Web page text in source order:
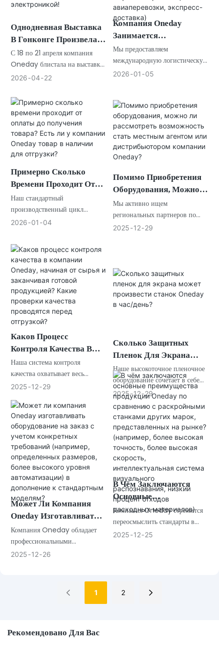
Однодневная Выставка
В Гонконге Произвела
Фурор! Стенды Были
Переполнены,
Покупатели Со Всего
Востребованной
Электроникой!
С 18 по 21 апреля компания
Oneday блистала на выставке
Global Sources Hong Kong
2026 04 22
Компания Oneday
Занимается
Транспортировкой И
Таможенным
Оформлением? Какие
(например, Морские
Перевозки,
Авиаперевозки,
Экспресс-Доставка)
Мы предоставляем
международную логистическую
поддержку и можем помочь с
в соответствии с вашими
потребностями.
2026 01 05
Примерно Сколько
Времени Проходит От
Оплаты До Получения
Товара? Есть Ли У
Компании Oneday Товар
Отгрузки?
Наш стандартный
производственный цикл
составляет от 12 до 15 рабочих
это относится к времени
производства при стандартных
условиях заказа.
2026 01 04
Помимо Приобретения
Оборудования, Можно
Ли Рассмотреть
Возможность Стать
Местным Агентом Или
Мы активно ищем
региональных партнеров по
дистрибуции по всему миру
2025 12 29
Каков Процесс
Контроля Качества В
Компании Oneday,
Начиная От Сырья И
Заканчивая Готовой
Проверки Качества
Проводятся Перед
Отгрузкой?
Наша система контроля
качества охватывает весь
производственный процесс, от
фокусируется на следующих
трех основных этапах
проверки.
2025 12 29
Сколько Защитных
Пленок Для Экрана
Может Произвести
Станок Oneday В Час/
День?
Наше высокоточное пленочное
оборудование сочетает в себе
эффективность и точность,
обеспечивая стабильную и
надежную производственную
мощность.
2025 12 29
Может Ли Компания
Oneday Изготавливать
Оборудование На Заказ
С Учетом Конкретных
Требований (например,
Высокого Уровня
Компания Oneday обладает
профессиональными
возможностями для
комплексные услуги
2025 12 26
В Чём Заключаются
Основные
Преимущества
Продукции Oneday По
Сравнению С
Более Высокая
Компания Oneday стремится
переосмыслить стандарты в
индустрии защитных пленок
внедрению полного цикла
2025 12 25
1 2
Рекомендовано Для Вас